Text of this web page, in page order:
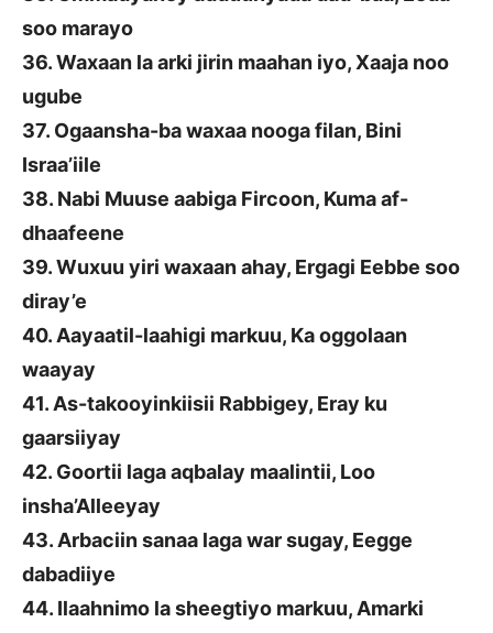
soo marayo
36. Waxaan la arki jirin maahan iyo, Xaaja noo
ugube
37. Ogaansha-ba waxaa nooga filan, Bini
Israa’iile
38. Nabi Muuse aabiga Fircoon, Kuma af-
dhaafeene
39. Wuxuu yiri waxaan ahay, Ergagi Eebbe soo
diray’e
40. Aayaatil-laahigi markuu, Ka oggolaan
waayay
41. As-takooyinkiisii Rabbigey, Eray ku
gaarsiiyay
42. Goortii laga aqbalay maalintii, Loo
insha’Alleeyay
43. Arbaciin sanaa laga war sugay, Eegge
dabadiiye
44. Ilaahnimo la sheegtiyo markuu, Amarki